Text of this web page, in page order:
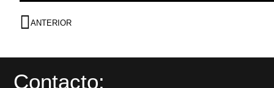
ANTERIOR
Contacto: